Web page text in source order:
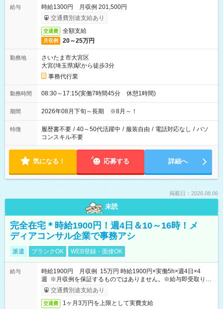
給与
時給1300円 月収例 201,500円
交通費別途支給あり
交通費 全額支給
月収例 20～25万円
勤務地
さいたま市大宮区
大宮(埼玉県)駅から徒歩3分
事務代行業
勤務時間 08:30～17:15(実働7時間45分 休憩1時間)
期間 2026年08月下旬～長期 ※8月～！
特徴 履歴書不要 / 40～50代活躍中 / 服装自由 / 電話対応なし / パソ
コンスキル不要
気になる！ 応募する 詳細へ
掲載日：2026.08.06
未読
完全在宅＊時給1900円！週4日＆10～16時！メ
ディアコンサル企業で事務アシ
派遣 ブランクOK WEB登録・面接OK
給与
時給1900円 月収例 15万円 時給1900円×実働5h×週4日×4
週 ※月収例を保証するものではありません。※給与即受取りサ
ービス利用可（利用条件有）
交通費別途支給あり
交通費 1ヶ月3万円を上限として実費支給